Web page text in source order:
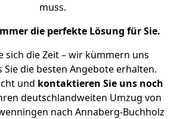
muss.
die perfekte Lösung für Sie.
sich die Zeit – wir kümmern uns
Sie die besten Angebote erhalten.
und kontaktieren Sie uns noch
deutschlandweiten Umzug von
nach Annaberg-Buchholz